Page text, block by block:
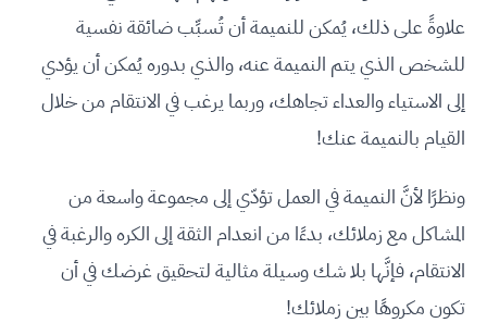
علاوةً على ذلك، يُمكن للنميمة أن تُسبِّب ضائقة نفسية
للشخص الذي يتم النميمة عنه، والذي بدوره يُمكن أن يؤدي
إلى الاستياء والعداء تجاهك، وربما يرغب في الانتقام من خلال
القيام بالنميمة عنك!
ونظرًا لأنَّ النميمة في العمل تؤدّي إلى مجموعة واسعة من
المشاكل مع زملائك، بدءًا من انعدام الثقة إلى الكره والرغبة في
الانتقام، فإنَّها بلا شك وسيلة مثالية لتحقيق غرضك في أن
تكون مكروهًا بين زملائك!